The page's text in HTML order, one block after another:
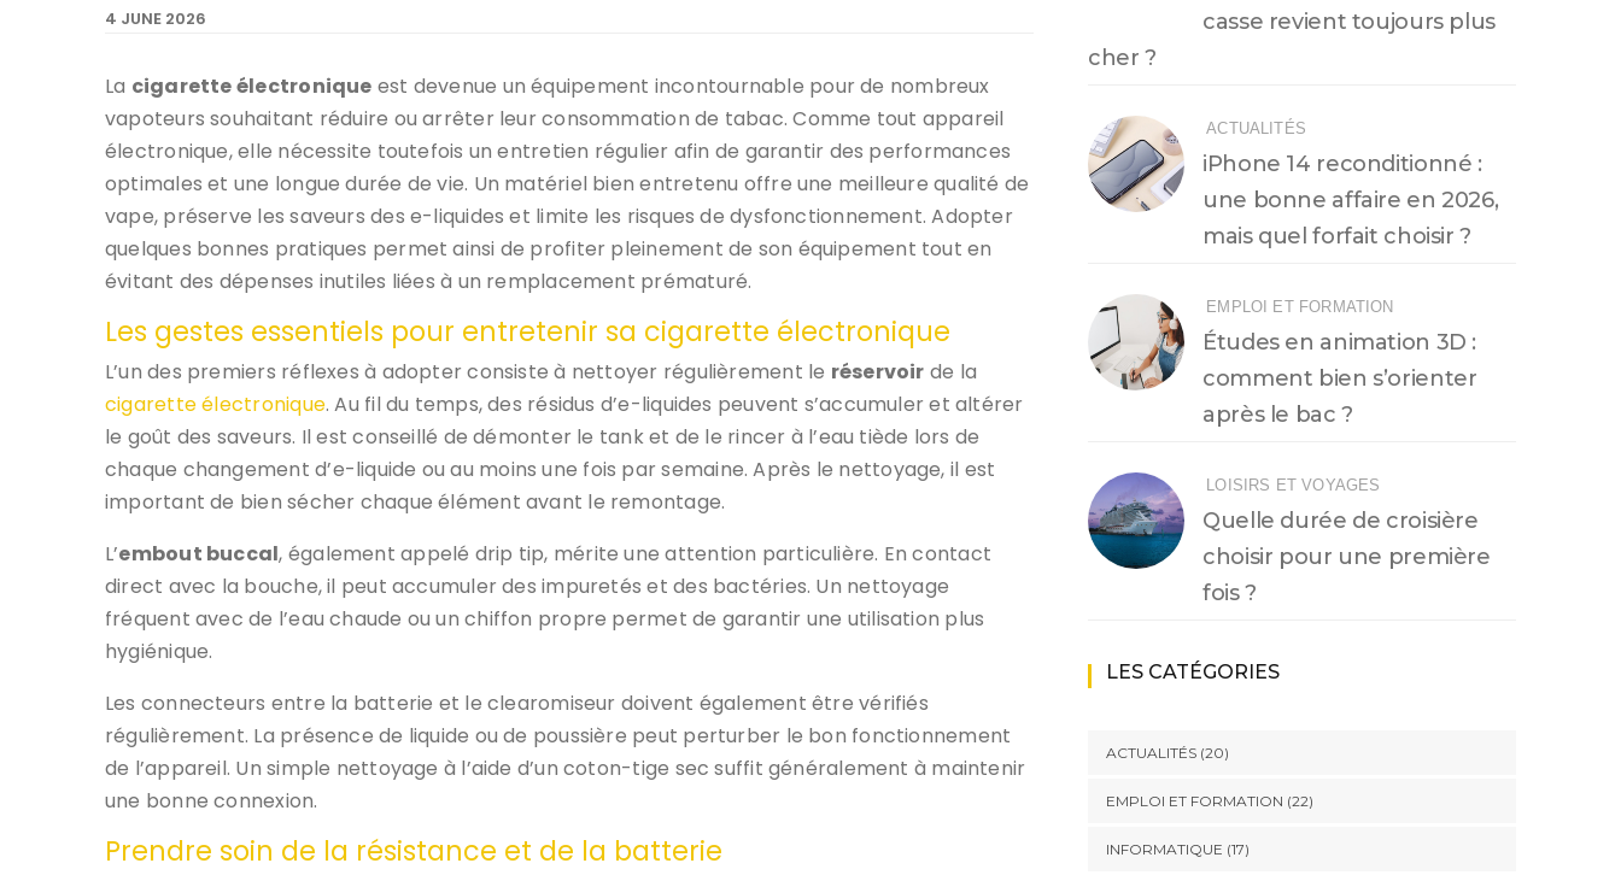
4 JUNE 2026
La cigarette électronique est devenue un équipement incontournable pour de nombreux
vapoteurs souhaitant réduire ou arrêter leur consommation de tabac. Comme tout appareil
électronique, elle nécessite toutefois un entretien régulier afin de garantir des performances
optimales et une longue durée de vie. Un matériel bien entretenu offre une meilleure qualité de
vape, préserve les saveurs des e-liquides et limite les risques de dysfonctionnement. Adopter
quelques bonnes pratiques permet ainsi de profiter pleinement de son équipement tout en
évitant des dépenses inutiles liées à un remplacement prématuré.
Les gestes essentiels pour entretenir sa cigarette électronique
L’un des premiers réflexes à adopter consiste à nettoyer régulièrement le réservoir de la
cigarette électronique. Au fil du temps, des résidus d’e-liquides peuvent s’accumuler et altérer
le goût des saveurs. Il est conseillé de démonter le tank et de le rincer à l’eau tiède lors de
chaque changement d’e-liquide ou au moins une fois par semaine. Après le nettoyage, il est
important de bien sécher chaque élément avant le remontage.
L’embout buccal, également appelé drip tip, mérite une attention particulière. En contact
direct avec la bouche, il peut accumuler des impuretés et des bactéries. Un nettoyage
fréquent avec de l’eau chaude ou un chiffon propre permet de garantir une utilisation plus
hygiénique.
Les connecteurs entre la batterie et le clearomiseur doivent également être vérifiés
régulièrement. La présence de liquide ou de poussière peut perturber le bon fonctionnement
de l’appareil. Un simple nettoyage à l’aide d’un coton-tige sec suffit généralement à maintenir
une bonne connexion.
Prendre soin de la résistance et de la batterie
casse revient toujours plus
cher ?
ACTUALITÉS
iPhone 14 reconditionné :
une bonne affaire en 2026,
mais quel forfait choisir ?
EMPLOI ET FORMATION
Études en animation 3D :
comment bien s’orienter
après le bac ?
LOISIRS ET VOYAGES
Quelle durée de croisière
choisir pour une première
fois ?
LES CATÉGORIES
ACTUALITÉS (20)
EMPLOI ET FORMATION (22)
INFORMATIQUE (17)